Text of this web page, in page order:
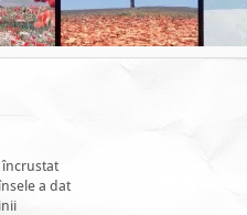
a dat